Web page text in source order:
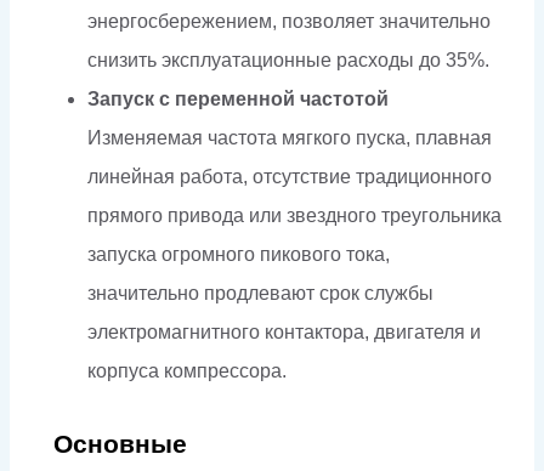
энергосбережением, позволяет значительно
снизить эксплуатационные расходы до 35%.
Запуск с переменной частотой
Изменяемая частота мягкого пуска, плавная
линейная работа, отсутствие традиционного
прямого привода или звездного треугольника
запуска огромного пикового тока,
значительно продлевают срок службы
электромагнитного контактора, двигателя и
корпуса компрессора.
Основные